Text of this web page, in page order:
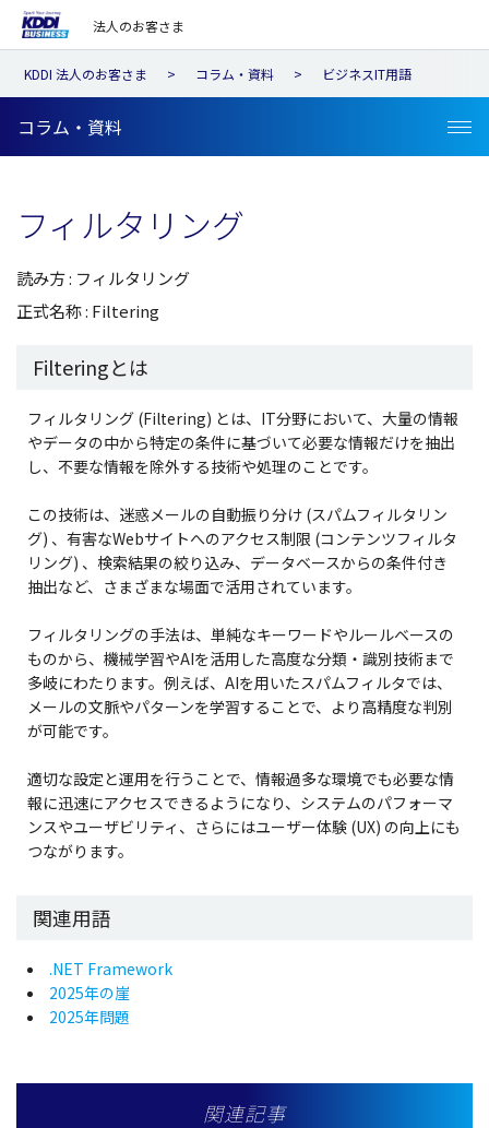
法人のお客さま
KDDI 法人のお客さま コラム・資料 ビジネスIT用語
コラム・資料
フィルタリング
読み方 : フィルタリング
正式名称 : Filtering
Filteringとは
フィルタリング (Filtering) とは、IT分野において、大量の情報
やデータの中から特定の条件に基づいて必要な情報だけを抽出
し、不要な情報を除外する技術や処理のことです。
この技術は、迷惑メールの自動振り分け (スパムフィルタリン
グ) 、有害なWebサイトへのアクセス制限 (コンテンツフィルタ
リング) 、検索結果の絞り込み、データベースからの条件付き
抽出など、さまざまな場面で活用されています。
フィルタリングの手法は、単純なキーワードやルールベースの
ものから、機械学習やAIを活用した高度な分類・識別技術まで
多岐にわたります。例えば、AIを用いたスパムフィルタでは、
メールの文脈やパターンを学習することで、より高精度な判別
が可能です。
適切な設定と運用を行うことで、情報過多な環境でも必要な情
報に迅速にアクセスできるようになり、システムのパフォーマ
ンスやユーザビリティ、さらにはユーザー体験 (UX) の向上にも
つながります。
関連用語
.NET Framework
2025年の崖
2025年問題
関連記事